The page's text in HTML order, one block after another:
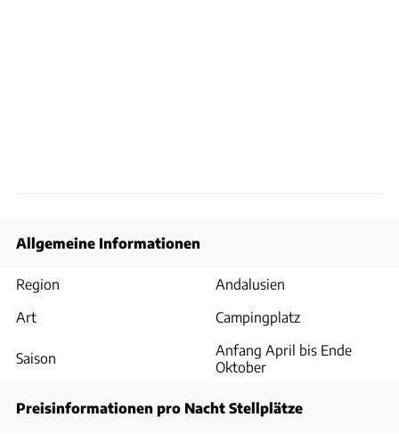
Allgemeine Informationen
Region
Andalusien
Art
Campingplatz
Saison
Anfang April bis Ende
Oktober
Preisinformationen pro Nacht Stellplätze